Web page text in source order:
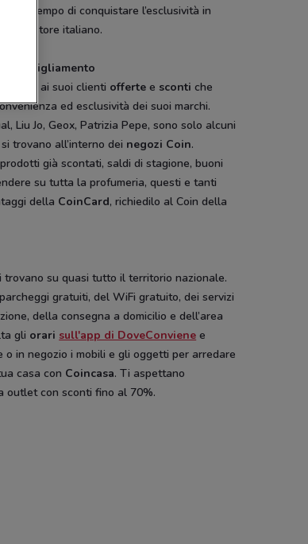
Camicissima
-2 GIORNI
Pull and Bear
nel tempo di conquistare l’esclusività in
store italiano.
di abbigliamento
sempre ai suoi clienti offerte e sconti che
ed esclusività dei suoi marchi.
Liu Jo, Geox, Patrizia Pepe, sono solo alcuni
trovano all’interno dei negozi Coin.
già scontati, saldi di stagione, buoni
su tutta la profumeria, questi e tanti
della CoinCard, richiedilo al Coin della
trovano su quasi tutto il territorio nazionale.
gratuiti, del WiFi gratuito, dei servizi
della consegna a domicilio e dell’area
gli orari sull'app di DoveConviene e
o in negozio i mobili e gli oggetti per arredare
casa con Coincasa. Ti aspettano
outlet con sconti fino al 70%.